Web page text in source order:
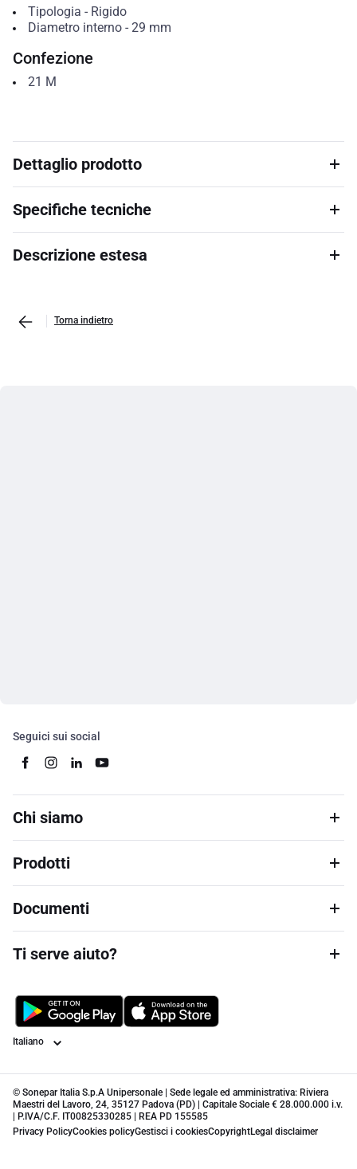
Tipologia - Rigido
Diametro interno- 29 mm
Confezione
21 M
Dettaglio prodotto
Specifiche tecniche
Descrizione estesa
Torna indietro
Seguici sui social
Chi siamo
Prodotti
Documenti
Ti serve aiuto?
Lingua
© Sonepar Italia S.p.A Unipersonale | Sede legale ed amministrativa: Riviera
Maestri del Lavoro, 24, 35127 Padova (PD) | Capitale Sociale € 28.000.000 i.v.
| P.IVA/C.F. IT00825330285 | REA PD 155585
Privacy PolicyCookies policyGestisci i cookiesCopyrightLegal disclaimer